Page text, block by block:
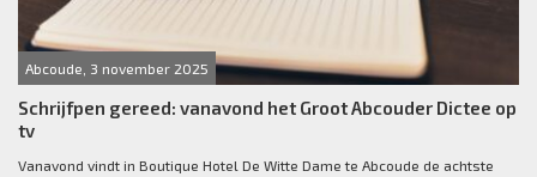
Abcoude, 3 november 2025
Schrijfpen gereed: vanavond het Groot Abcouder Dictee op
tv
Vanavond vindt in Boutique Hotel De Witte Dame te Abcoude de achtste